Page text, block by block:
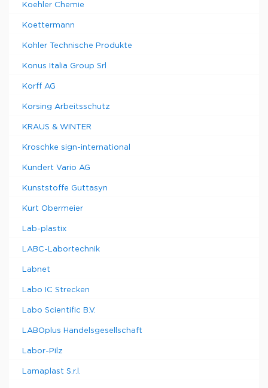
Koehler Chemie
Koettermann
Kohler Technische Produkte
Konus Italia Group Srl
Korff AG
Korsing Arbeitsschutz
KRAUS & WINTER
Kroschke sign-international
Kundert Vario AG
Kunststoffe Guttasyn
Kurt Obermeier
Lab-plastix
LABC-Labortechnik
Labnet
Labo IC Strecken
Labo Scientific B.V.
LABOplus Handelsgesellschaft
Labor-Pilz
Lamaplast S.r.l.